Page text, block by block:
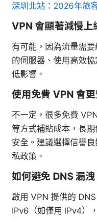
深圳北站：2026年旅
VPN 會顯著減慢上
有可能，因為流量需
的伺服器、使用高效
低影響。
使用免費 VPN 會更
不一定，很多免費
等方式補貼成本，長
安全。建議選擇信譽
私政策。
如何避免 DNS 漏洩
啟用 VPN 提供的
IPv6（如僅用 IPv4）